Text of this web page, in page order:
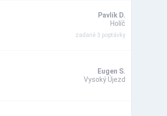
Pavlík D.
Holíč
zadané 3 poptávky
Eugen S.
Vysoký Újezd